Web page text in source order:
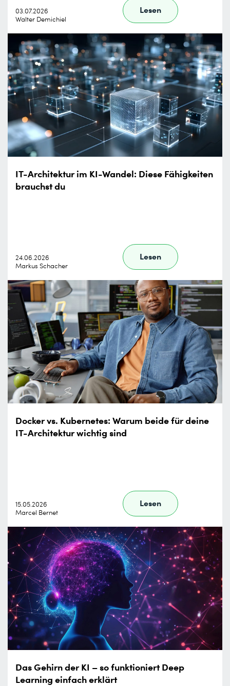
03.07.2026
Walter Demichiel
Lesen
IT-Architektur im KI-Wandel: Diese Fähigkeiten
brauchst du
24.06.2026
Markus Schacher
Lesen
Docker vs. Kubernetes: Warum beide für deine
IT-Architektur wichtig sind
15.05.2026
Marcel Bernet
Lesen
Das Gehirn der KI – so funktioniert Deep
Learning einfach erklärt